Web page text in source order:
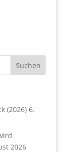
(2026) 6.
2026